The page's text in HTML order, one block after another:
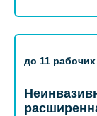
до 11